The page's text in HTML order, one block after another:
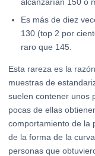
Es más de diez
130 (top 2 por
raro que 145.
Esta rareza es la
muestras de
suelen contener unos
pocas de ellas
comportamiento de la
de la forma de la
personas que